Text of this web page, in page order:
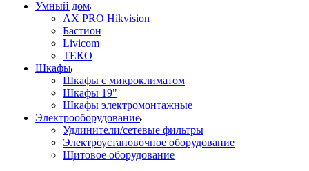
Умный дом
AX PRO Hikvision
Бастион
Livicom
ТЕКО
Шкафы
Шкафы с микроклиматом
Шкафы 19"
Шкафы электромонтажные
Электрооборудование
Удлинители/сетевые фильтры
Электроустановочное оборудование
Щитовое оборудование